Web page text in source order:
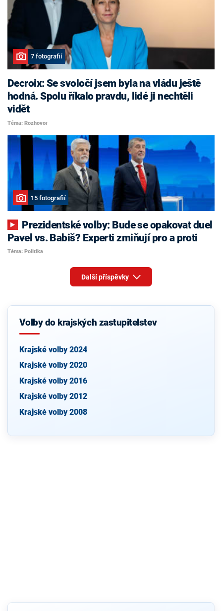
7 fotografií
Decroix: Se svoločí jsem byla na vládu ještě
hodná. Spolu říkalo pravdu, lidé ji nechtěli
vidět
Téma: Rozhovor
15 fotografií
Pavel vs. Babiš? Experti zmiňují pro a proti
Téma: Politika
Další příspěvky
Volby do krajských zastupitelstev
Krajské volby 2024
Krajské volby 2020
Krajské volby 2016
Krajské volby 2012
Krajské volby 2008